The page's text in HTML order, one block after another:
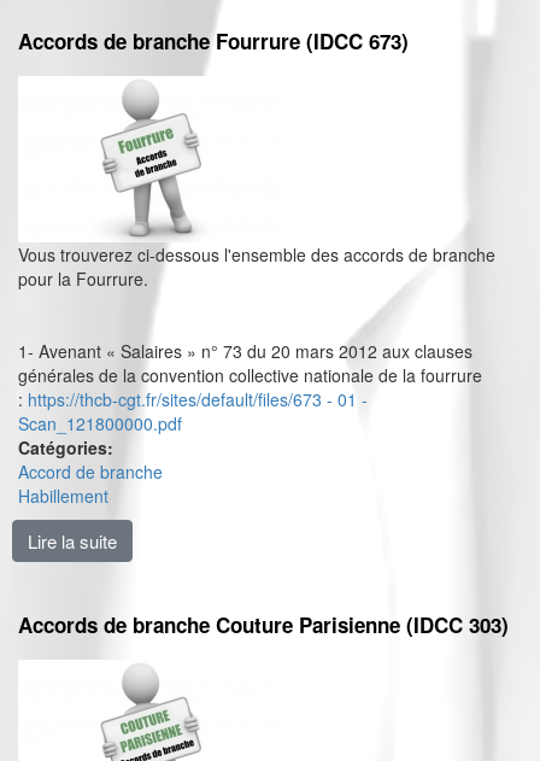
Accords de branche Fourrure (IDCC 673)
Vous trouverez ci-dessous l'ensemble des accords de branche
pour la Fourrure.
1- Avenant « Salaires » n° 73 du 20 mars 2012 aux clauses
générales de la convention collective nationale de la fourrure
: https://thcb-cgt.fr/sites/default/files/673 - 01 -
Scan_121800000.pdf
Catégories:
Accord de branche
Habillement
Lire la suite
Accords de branche Couture Parisienne (IDCC 303)